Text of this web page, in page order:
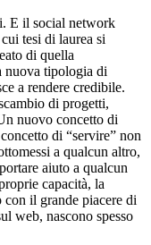
E il social network
tesi di laurea si
di quella
nuova tipologia di
a rendere credibile.
di progetti,
nuovo concetto di
di “servire” non
a qualcun altro,
aiuto a qualcun
capacità, la
con il grande piacere di
web, nascono spesso